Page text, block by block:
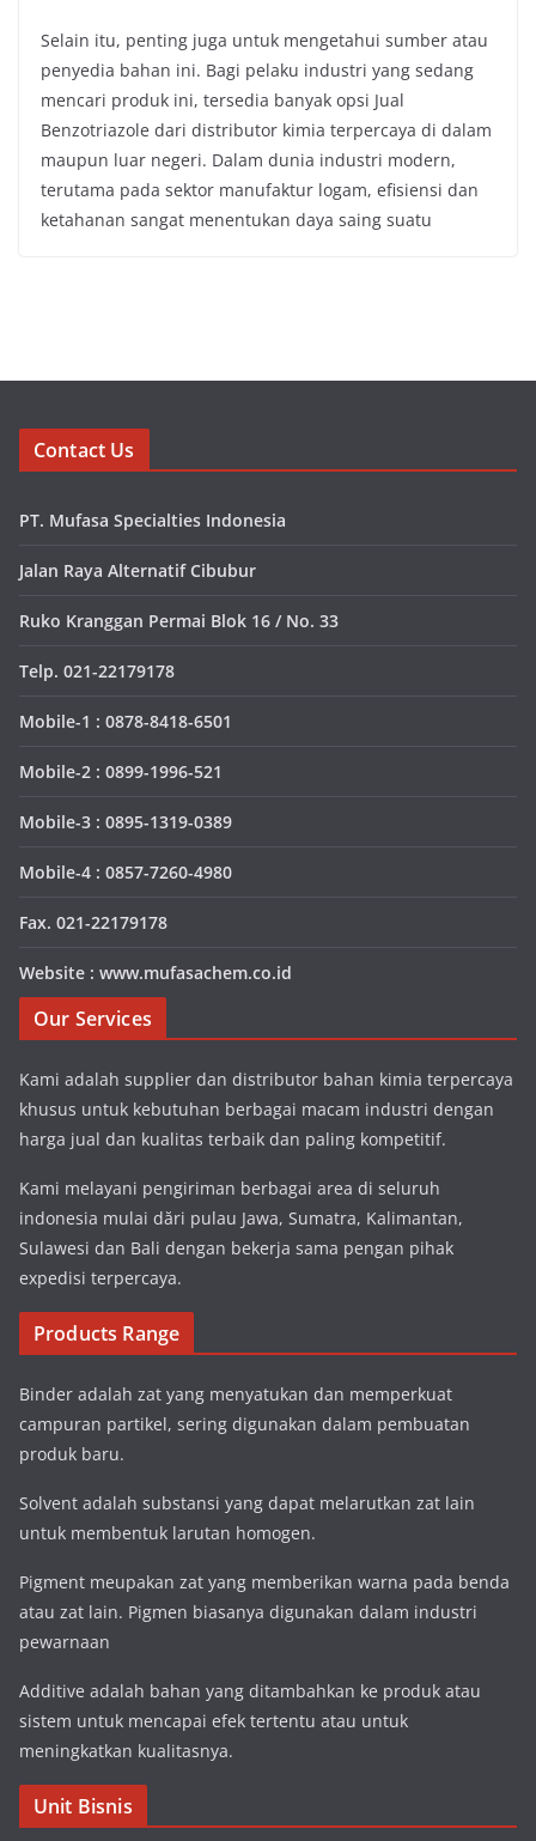
Selain itu, penting juga untuk mengetahui sumber atau
penyedia bahan ini. Bagi pelaku industri yang sedang
mencari produk ini, tersedia banyak opsi Jual
Benzotriazole dari distributor kimia terpercaya di dalam
maupun luar negeri. Dalam dunia industri modern,
terutama pada sektor manufaktur logam, efisiensi dan
ketahanan sangat menentukan daya saing suatu
Contact Us
PT. Mufasa Specialties Indonesia
Jalan Raya Alternatif Cibubur
Ruko Kranggan Permai Blok 16 / No. 33
Telp. 021-22179178
Mobile-1 : 0878-8418-6501
Mobile-2 : 0899-1996-521
Mobile-3 : 0895-1319-0389
Mobile-4 : 0857-7260-4980
Fax. 021-22179178
Website : www.mufasachem.co.id
Our Services
Kami adalah supplier dan distributor bahan kimia terpercaya
khusus untuk kebutuhan berbagai macam industri dengan
harga jual dan kualitas terbaik dan paling kompetitif.
Kami melayani pengiriman berbagai area di seluruh
indonesia mulai dări pulau Jawa, Sumatra, Kalimantan,
Sulawesi dan Bali dengan bekerja sama pengan pihak
expedisi terpercaya.
Products Range
Binder adalah zat yang menyatukan dan memperkuat
campuran partikel, sering digunakan dalam pembuatan
produk baru.
Solvent adalah substansi yang dapat melarutkan zat lain
untuk membentuk larutan homogen.
Pigment meupakan zat yang memberikan warna pada benda
atau zat lain. Pigmen biasanya digunakan dalam industri
pewarnaan
Additive adalah bahan yang ditambahkan ke produk atau
sistem untuk mencapai efek tertentu atau untuk
meningkatkan kualitasnya.
Unit Bisnis